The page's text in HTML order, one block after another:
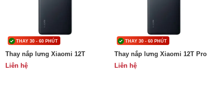
THAY 30 - 60 PHÚT
Thay nắp lưng Xiaomi 12T
Liên hệ
THAY 30 - 60 PHÚT
Thay nắp lưng Xiaomi 12T Pro
Liên hệ